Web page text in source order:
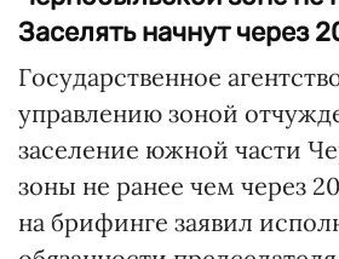
Заселять начнут через
Государственное
управлению зоной
заселение южной части
зоны не ранее чем через
на брифинге заявил